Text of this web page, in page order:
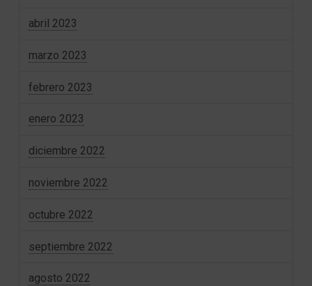
abril 2023
marzo 2023
febrero 2023
enero 2023
diciembre 2022
noviembre 2022
octubre 2022
septiembre 2022
agosto 2022